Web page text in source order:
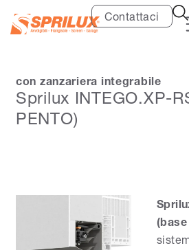
Contattaci
con zanzariera integrabile
Sprilux INTEGO.XP-
PENTO)
(base